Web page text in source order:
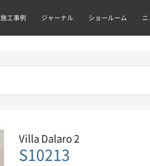
施工事例 ジャーナル ショールーム
Villa Dalaro 2
S10213